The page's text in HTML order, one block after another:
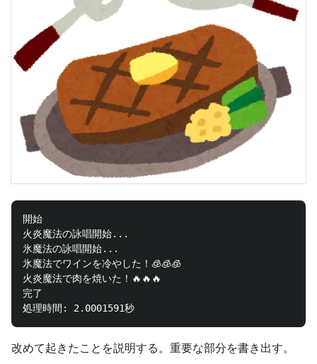
開始
火炎魔法の詠唱開始...
氷魔法の詠唱開始...
氷魔法でワインを冷やした！🧊🧊🧊
火炎魔法で肉を焼いた！🔥🔥🔥
完了
改めて起きたことを説明する。重要な部分を書き出す。